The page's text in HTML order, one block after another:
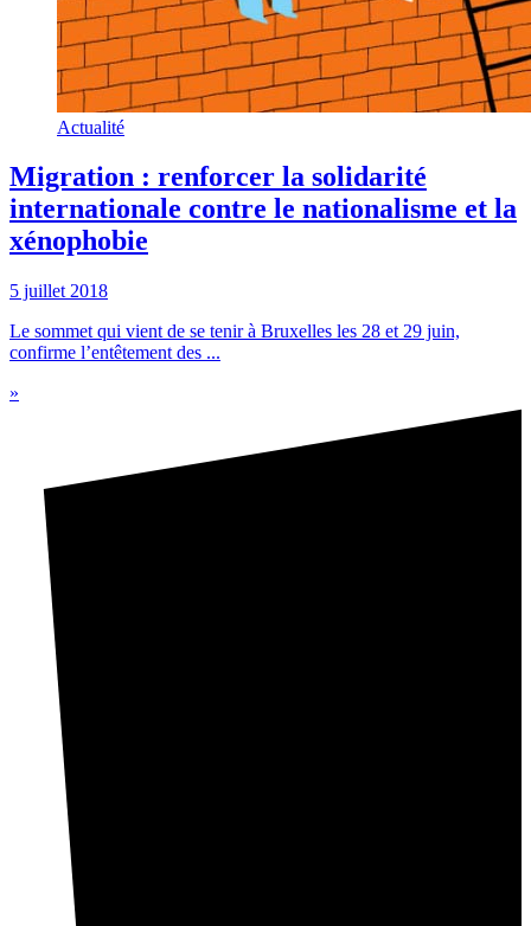
Actualité
Migration : renforcer la solidarité
internationale contre le nationalisme et la
xénophobie
5 juillet 2018
Le sommet qui vient de se tenir à Bruxelles les 28 et 29 juin,
confirme l’entêtement des ...
»